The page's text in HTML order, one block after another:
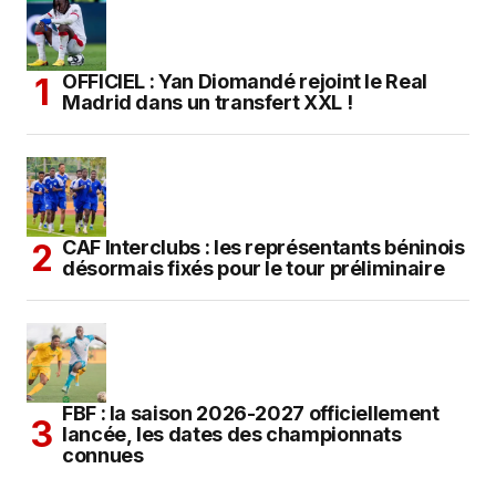
OFFICIEL : Yan Diomandé rejoint le Real
Madrid dans un transfert XXL !
CAF Interclubs : les représentants béninois
désormais fixés pour le tour préliminaire
FBF : la saison 2026-2027 officiellement
lancée, les dates des championnats
connues